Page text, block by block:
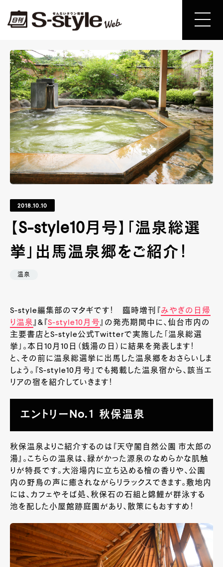
2018.10.10
【S-style10月号】「温泉総選
挙」出馬温泉郷をご紹介！
温泉
S-style編集部のマタギです！ 臨時増刊『 みやぎの日帰
り温泉』&『S-style10月号』の発売期間中に、仙台市内の
主要書店とS-style公式Twitterで実施した「温泉総選
挙」。本日10月10日（銭湯の日）に結果を発表します！
と、その前に温泉総選挙に出馬した温泉郷をおさらいしま
しょう。『S-style10月号』でも掲載した温泉宿から、該当エ
リアの宿を紹介していきます！
エントリーNo.１ 秋保温泉
秋保温泉よりご紹介するのは『天守閣自然公園 市太郎の
湯』。こちらの温泉は、緑がかった源泉のなめらかな肌触
りが特長です。大浴場内に立ち込める檜の香りや、公園
内の野鳥の声に癒されながらリラックスできます。敷地内
には、カフェやそば処、秋保石の石組と錦鯉が群泳する
池を配した小屋館跡庭園があり、散策にもおすすめ！